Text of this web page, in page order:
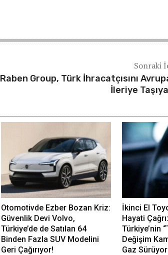
Sonraki
Raben Group, Türk İhracatçısını
İleriye
Otomotivde Ezber Bozan Kriz:
Güvenlik Devi Volvo,
Türkiye’de de Satılan 64
Binden Fazla SUV Modelini
Geri Çağırıyor!
İkinci El
Hayati
Türkiye’nin
Değişim
Gaz